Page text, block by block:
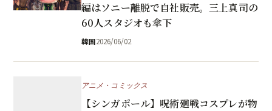
編はソニー離脱で自社販売。三上真司の
60人スタジオも傘下
韓国2026/06/02
アニメ・コミックス
【シンガポール】呪術廻戦コスプレが物